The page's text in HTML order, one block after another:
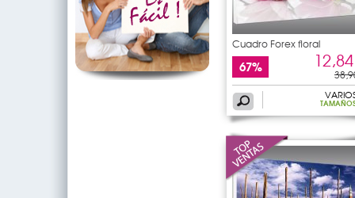
Cuadro Forex floral
67%